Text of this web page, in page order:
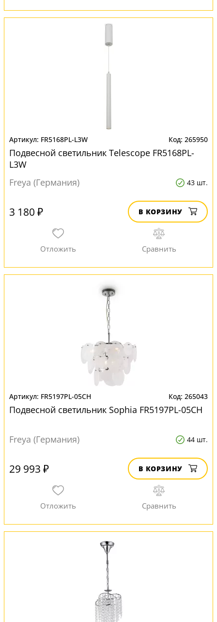
FR5168PL-L3W 265950
Подвесной светильник Telescope FR5168PL-
L3W
Freya (Германия)
43 шт.
3 180 ₽ В КОРЗИНУ
FR5197PL-05CH 265043
Подвесной светильник Sophia FR5197PL-05CH
Freya (Германия) 44 шт.
29 993 ₽ В КОРЗИНУ